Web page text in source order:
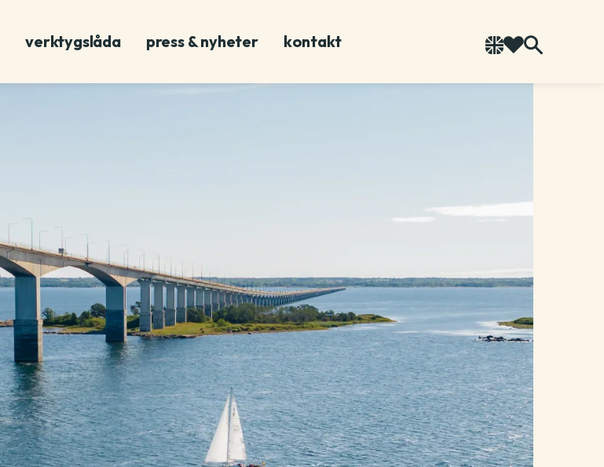
verktygslåda press & nyheter kontakt SpråkTo your